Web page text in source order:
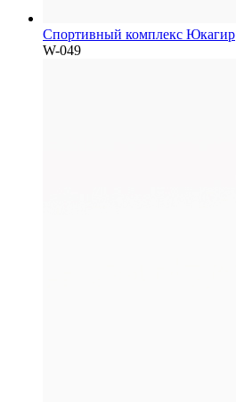
Спортивный комплекс Юкагир
W-049